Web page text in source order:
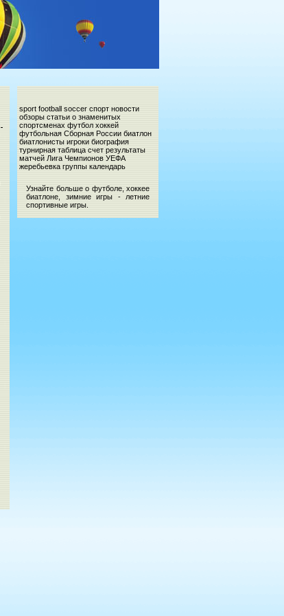
sport football soccer спорт новости
обзоры статьи о знаменитых
спортсменах футбол хоккей
футбольная Сборная России биатлон
биатлонисты игроки биография
турнирная таблица счет результаты
матчей Лига Чемпионов УЕФА
жеребьевка группы календарь
Узнайте больше о футболе, хоккее
биатлоне, зимние игры - летние
спортивные игры.